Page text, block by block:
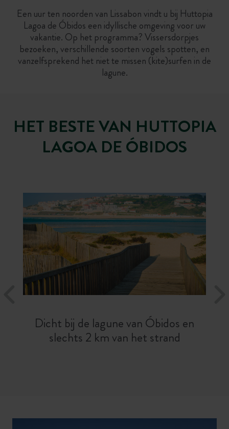
Een uur ten noorden van Lissabon vindt u bij Huttopia
Lagoa de Óbidos een idyllische omgeving voor uw
vakantie. Op het programma? Vissersdorpjes
bezoeken, verschillende soorten vogels spotten, en
vanzelfsprekend het niet te missen (kite)surfen in de
lagune.
HET BESTE VAN HUTTOPIA
LAGOA DE ÓBIDOS
Dicht bij de lagune van Óbidos en
slechts 2 km van het strand